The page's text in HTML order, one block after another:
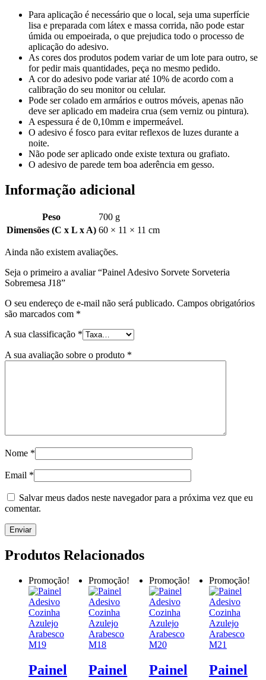
Para aplicação é necessário que o local, seja uma superfície
lisa e preparada com látex e massa corrida, não pode estar
úmida ou empoeirada, o que prejudica todo o processo de
aplicação do adesivo.
As cores dos produtos podem variar de um lote para outro, se
for pedir mais quantidades, peça no mesmo pedido.
A cor do adesivo pode variar até 10% de acordo com a
calibração do seu monitor ou celular.
Pode ser colado em armários e outros móveis, apenas não
deve ser aplicado em madeira crua (sem verniz ou pintura).
A espessura é de 0,10mm e impermeável.
O adesivo é fosco para evitar reflexos de luzes durante a
noite.
Não pode ser aplicado onde existe textura ou grafiato.
O adesivo de parede tem boa aderência em gesso.
Informação adicional
Peso
700 g
Dimensões (C x L x A) 60 × 11 × 11 cm
Ainda não existem avaliações.
Seja o primeiro a avaliar “Painel Adesivo Sorvete Sorveteria
Sobremesa J18”
O seu endereço de e-mail não será publicado. Campos obrigatórios
são marcados com *
A sua classificação *
A sua avaliação sobre o produto *
Nome *
Email *
Salvar meus dados neste navegador para a próxima vez que eu
comentar.
Produtos Relacionados
Promoção!
Painel
Promoção!
Painel
Promoção!
Painel
Promoção!
Painel